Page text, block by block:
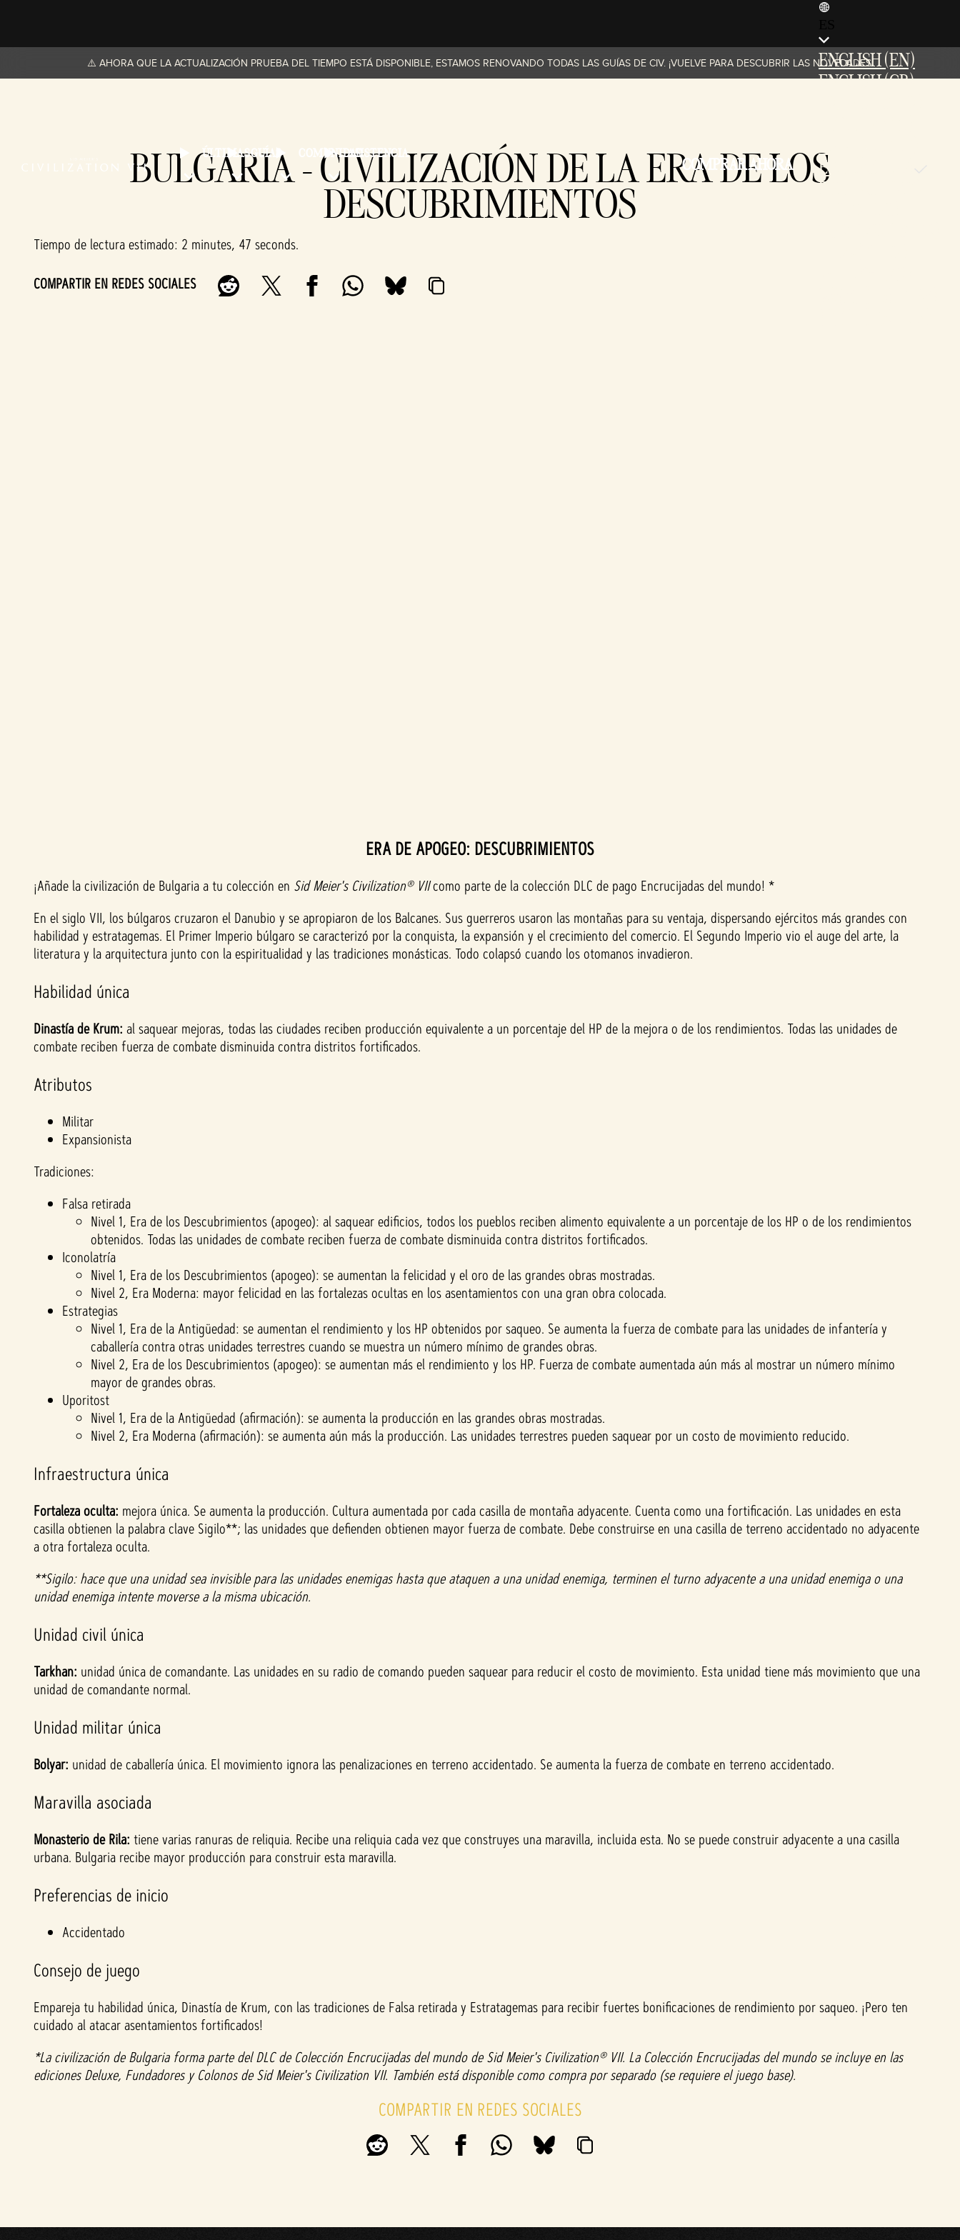
ÚLTIMASGUÍAS COMUNIDADASISTENCIA
COMPRAR AHORA
ENGLISH (EN)
ENGLISH (GB)
ESPAÑOL (ES)
ESPAÑOL (MX)
⚠️ AHORA QUE LA ACTUALIZACIÓN PRUEBA DEL TIEMPO ESTÁ DISPONIBLE, ESTAMOS RENOVANDO TODAS LAS GUÍAS DE CIV. ¡VUELVE PARA DESCUBRIR LAS NOVEDADES!
BULGARIA - CIVILIZACIÓN DE LA ERA DE LOS
DESCUBRIMIENTOS
Tiempo de lectura estimado 2 minutes, 47 seconds
COMPARTIR EN REDES SOCIALES
c
c
e
p
t
&
P
l
a
y
hace
r clic
«Ace
ptar
repr
ir»,
acep
tas
políti
de
priva
cida
d de
YouT
y la
fere
ncia
dato
los
dore
Goog
le.
ERA DE APOGEO: DESCUBRIMIENTOS
¡Añade la civilización de Bulgaria a tu colección en Sid Meier's Civilization® VIIcomo parte de la colección DLC de pago Encrucijadas del mundo! *
En el siglo VII, los búlgaros cruzaron el Danubio y se apropiaron de los Balcanes. Sus guerreros usaron las montañas para su ventaja, dispersando ejércitos más grandes con
habilidad y estratagemas. El Primer Imperio búlgaro se caracterizó por la conquista, la expansión y el crecimiento del comercio. El Segundo Imperio vio el auge del arte, la
literatura y la arquitectura junto con la espiritualidad y las tradiciones monásticas. Todo colapsó cuando los otomanos invadieron.
Habilidad única
Dinastía de Krum: al saquear mejoras, todas las ciudades reciben producción equivalente a un porcentaje del HP de la mejora o de los rendimientos. Todas las unidades de
combate reciben fuerza de combate disminuida contra distritos fortificados.
Atributos
Militar
Expansionista
Tradiciones:
Falsa retirada
Nivel 1, Era de los Descubrimientos (apogeo): al saquear edificios, todos los pueblos reciben alimento equivalente a un porcentaje de los HP o de los rendimientos
obtenidos. Todas las unidades de combate reciben fuerza de combate disminuida contra distritos fortificados.
Iconolatría
Nivel 1, Era de los Descubrimientos (apogeo): se aumentan la felicidad y el oro de las grandes obras mostradas.
Nivel 2, Era Moderna: mayor felicidad en las fortalezas ocultas en los asentamientos con una gran obra colocada.
Estrategias
Nivel 1, Era de la Antigüedad: se aumentan el rendimiento y los HP obtenidos por saqueo. Se aumenta la fuerza de combate para las unidades de infantería y
caballería contra otras unidades terrestres cuando se muestra un número mínimo de grandes obras.
Nivel 2, Era de los Descubrimientos (apogeo): se aumentan más el rendimiento y los HP. Fuerza de combate aumentada aún más al mostrar un número mínimo
mayor de grandes obras.
Uporitost
Nivel 1, Era de la Antigüedad (afirmación): se aumenta la producción en las grandes obras mostradas.
Nivel 2, Era Moderna (afirmación): se aumenta aún más la producción. Las unidades terrestres pueden saquear por un costo de movimiento reducido.
Infraestructura única
Fortaleza oculta: mejora única. Se aumenta la producción. Cultura aumentada por cada casilla de montaña adyacente. Cuenta como una fortificación. Las unidades en esta
casilla obtienen la palabra clave Sigilo**; las unidades que defienden obtienen mayor fuerza de combate. Debe construirse en una casilla de terreno accidentado no adyacente
a otra fortaleza oculta.
**Sigilo: hace que una unidad sea invisible para las unidades enemigas hasta que ataquen a una unidad enemiga, terminen el turno adyacente a una unidad enemiga o una
unidad enemiga intente moverse a la misma ubicación.
Unidad civil única
Tarkhan: unidad única de comandante. Las unidades en su radio de comando pueden saquear para reducir el costo de movimiento. Esta unidad tiene más movimiento que una
unidad de comandante normal.
Unidad militar única
Bolyar: unidad de caballería única. El movimiento ignora las penalizaciones en terreno accidentado. Se aumenta la fuerza de combate en terreno accidentado.
Maravilla asociada
Monasterio de Rila: tiene varias ranuras de reliquia. Recibe una reliquia cada vez que construyes una maravilla, incluida esta. No se puede construir adyacente a una casilla
urbana. Bulgaria recibe mayor producción para construir esta maravilla.
Preferencias de inicio
Accidentado
Consejo de juego
Empareja tu habilidad única, Dinastía de Krum, con las tradiciones de Falsa retirada y Estratagemas para recibir fuertes bonificaciones de rendimiento por saqueo. ¡Pero ten
cuidado al atacar asentamientos fortificados!
*La civilización de Bulgaria forma parte del DLC de Colección Encrucijadas del mundo de Sid Meier's Civilization® VII. La Colección Encrucijadas del mundo se incluye en las
ediciones Deluxe, Fundadores y Colonos de Sid Meier's Civilization VII. También está disponible como compra por separado (se requiere el juego base).
COMPARTIR EN REDES SOCIALES